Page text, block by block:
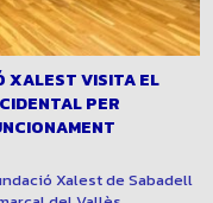
XALEST VISITA EL
PER